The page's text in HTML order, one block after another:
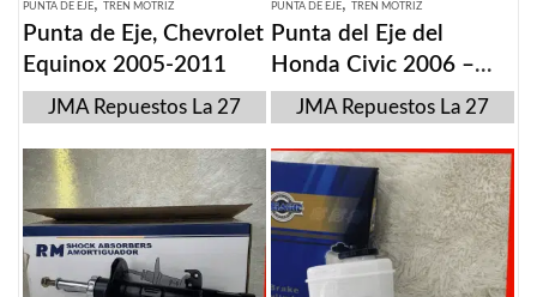
PUNTA DE EJE, TREN MOTRIZ
Punta de Eje, Chevrolet
Equinox 2005-2011
JMA Repuestos La 27
PUNTA DE EJE, TREN MOTRIZ
Punta del Eje del
Honda Civic 2006 –
2011JMA Repuestos La 27